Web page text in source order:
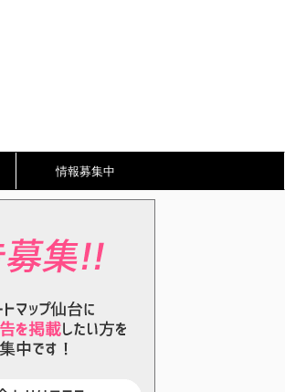
情報募集中